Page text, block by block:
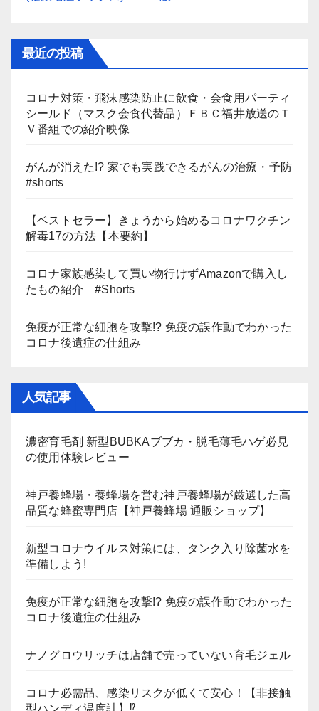
最近の投稿
コロナ対策・飛沫感染防止に飲食・会食用パーティ
シールド（マスク会食代替品）ＦＢＣ福井放送のＴ
Ｖ番組での紹介映像
がんが消えた!? 家でも実践できるがんの治療・予防
#shorts
【ベストセラー】きょうから始めるコロナワクチン
解毒17の方法【本要約】
コロナ家族感染して買い物行けずAmazonで購入し
たもの紹介 #Shorts
免疫が正常な細胞を攻撃!? 免疫の誤作動でわかった
コロナ後遺症の仕組み
人気記事
濃密育毛剤 新型BUBKAブブカ・脱毛薄毛ハゲ必見
の使用体験レビュー
神戸養蜂場・養蜂場を営む神戸養蜂場が厳選した高
品質な蜂蜜専門店【神戸養蜂場 通販ショップ】
新型コロナウイルス対策には、タンク入り除菌水を
準備しよう!
免疫が正常な細胞を攻撃!? 免疫の誤作動でわかった
コロナ後遺症の仕組み
ナノグロウリッチは店舗で売っていない育毛ジェル
コロナ必需品、感染リスクが低くて安心！【非接触
型ハンディ温度計】⁉